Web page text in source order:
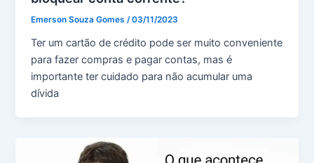
Emerson Souza Gomes/03/11/2023
Ter um cartão de crédito pode ser muito conveniente
para fazer compras e pagar contas, mas é
importante ter cuidado para não acumular uma
dívida